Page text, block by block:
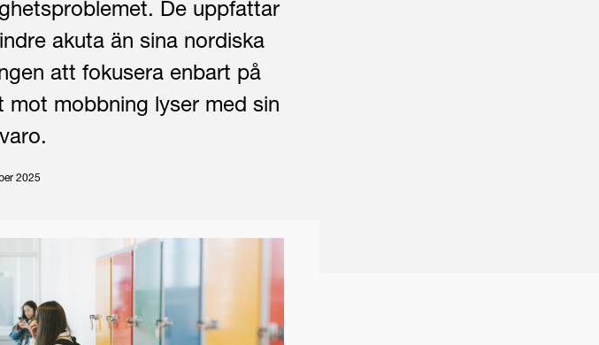
De uppfattar
akuta än sina nordiska
att fokusera enbart på
mot mobbning lyser med sin
2025